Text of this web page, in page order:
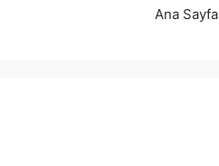
Ana Sayfa